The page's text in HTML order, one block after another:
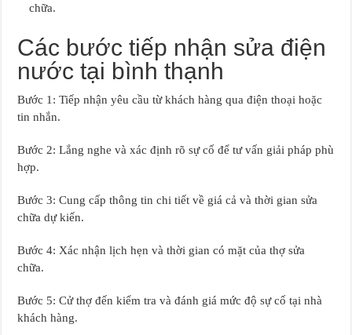
chữa.
Các bước tiếp nhận sửa điện
nước tại bình thạnh
Bước 1: Tiếp nhận yêu cầu từ khách hàng qua điện thoại hoặc
tin nhắn.
Bước 2: Lắng nghe và xác định rõ sự cố để tư vấn giải pháp phù
hợp.
Bước 3: Cung cấp thông tin chi tiết về giá cả và thời gian sửa
chữa dự kiến.
Bước 4: Xác nhận lịch hẹn và thời gian có mặt của thợ sửa
chữa.
Bước 5: Cử thợ đến kiểm tra và đánh giá mức độ sự cố tại nhà
khách hàng.